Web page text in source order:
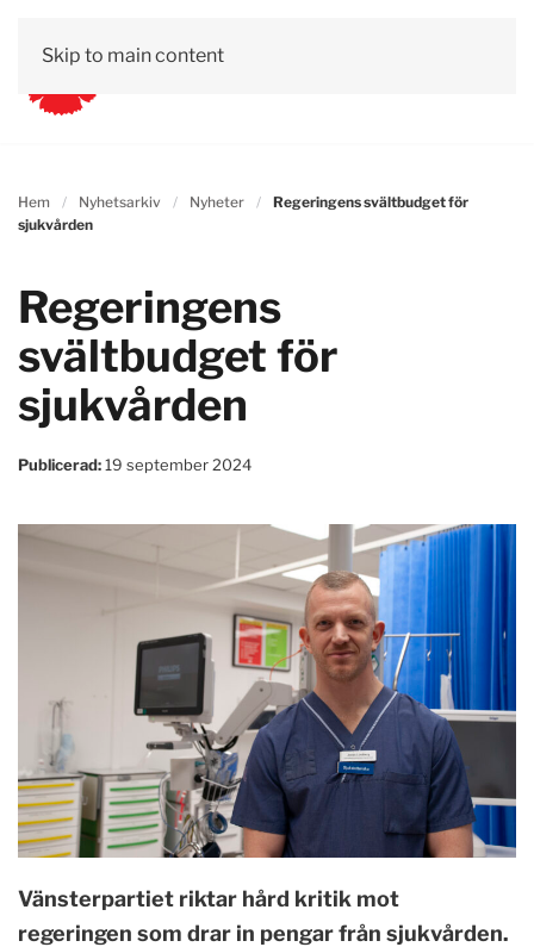
Skip to main content
Hem Nyhetsarkiv Nyheter
Regeringens svältbudget för
sjukvården
Regeringens
svältbudget för
sjukvården
Publicerad:19 september 2024
Vänsterpartiet riktar hård kritik mot
regeringen som drar in pengar från sjukvården.